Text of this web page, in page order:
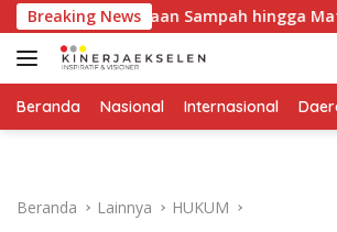
Langsung
ke
konten
Breaking News
Pengelolaan Sampah hingga Material
Beranda Nasional Internasional
Beranda Lainnya HUKUM